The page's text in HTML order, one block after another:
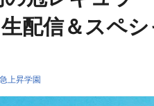
配信＆スペ
上昇学園